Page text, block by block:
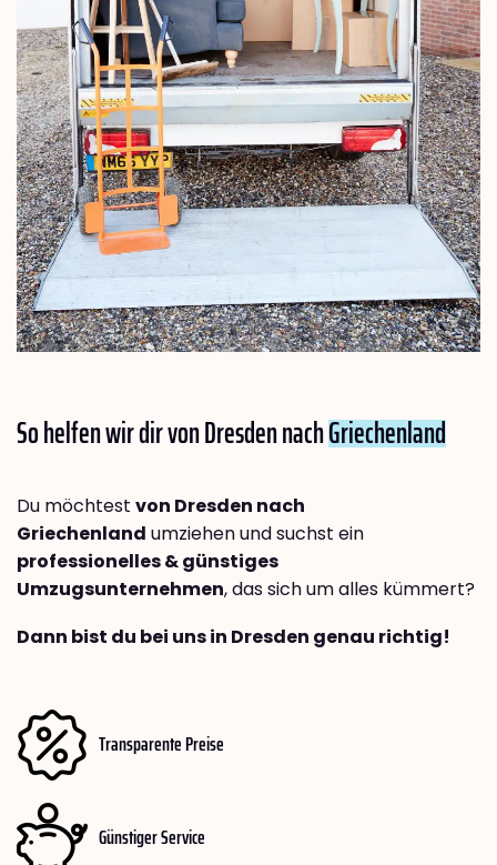
So helfen wir dir von Dresden nachGriechenland
Du möchtest von Dresden nach
Griechenland umziehen und suchst ein
professionelles & günstiges
Umzugsunternehmen, das sich um alles kümmert?
Dann bist du bei uns in Dresden genau richtig!
Transparente Preise
Günstiger Service